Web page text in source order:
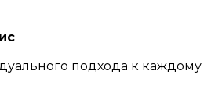
подхода к каждому